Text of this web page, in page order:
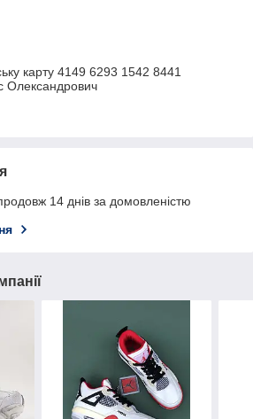
карту 4149 6293 1542 8441
Олександрович
14 днів за домовленістю